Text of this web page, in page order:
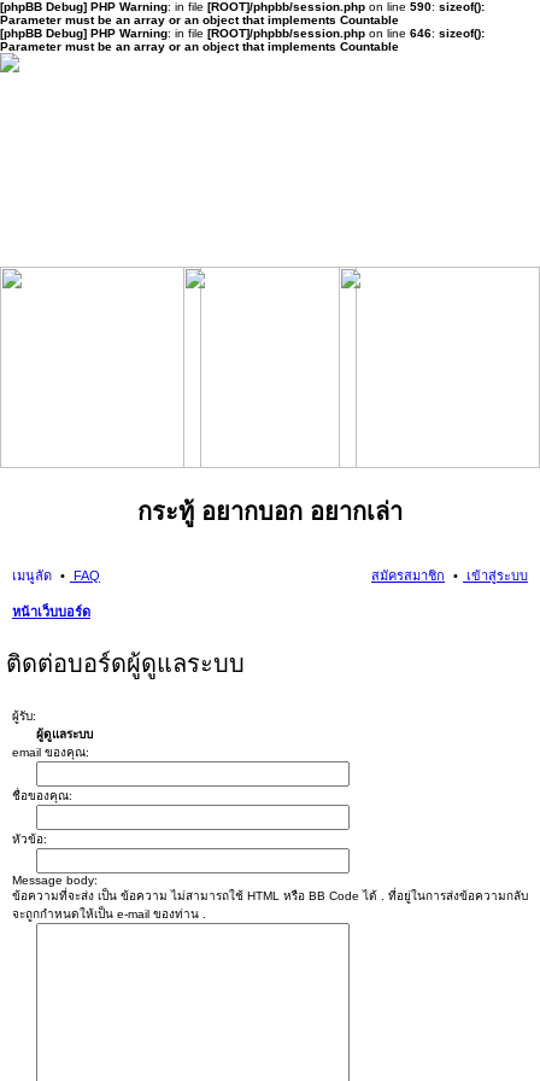
[phpBB Debug] PHP Warning: in file [ROOT]/phpbb/session.php on line 590: sizeof():
Parameter must be an array or an object that implements Countable
[phpBB Debug] PHP Warning: in file [ROOT]/phpbb/session.php on line 646: sizeof():
Parameter must be an array or an object that implements Countable
กระทู้ อยากบอก อยากเล่า
เมนูลัด FAQ เข้าสู่ระบบ
สมัครสมาชิก
หน้าเว็บบอร์ด
ติดต่อบอร์ดผู้ดูแลระบบ
ผู้รับ:
ผู้ดูแลระบบ
email ของคุณ:
ชื่อของคุณ:
หัวข้อ:
Message body:
ข้อความที่จะส่ง เป็น ข้อความ ไม่สามารถใช้ HTML หรือ BB Code ได้ . ที่อยู่ในการส่งข้อความกลับ
จะถูกกำหนดให้เป็น e-mail ของท่าน .